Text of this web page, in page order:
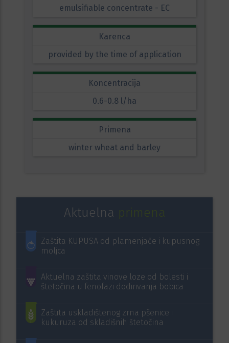
emulsifiable concentrate - EC
Karenca
provided by the time of application
Koncentracija
0.6-0.8 l/ha
Primena
winter wheat and barley
Aktuelna
Zaštita KUPUSA od plamenjače i kupusnog
moljca
Aktuelna zaštita vinove loze od bolesti i
štetočina u fenofazi dodirivanja bobica
Zaštita uskladištenog zrna pšenice i
kukuruza od skladišnih štetočina